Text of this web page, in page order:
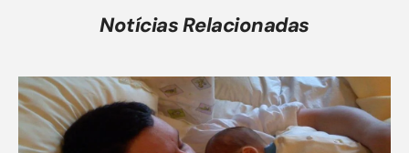
Notícias Relacionadas